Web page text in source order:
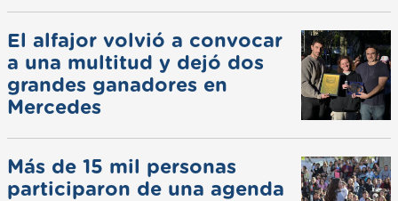
El alfajor volvió a convocar
a una multitud y dejó dos
grandes ganadores en
Mercedes
Más de 15 mil personas
participaron de una agenda